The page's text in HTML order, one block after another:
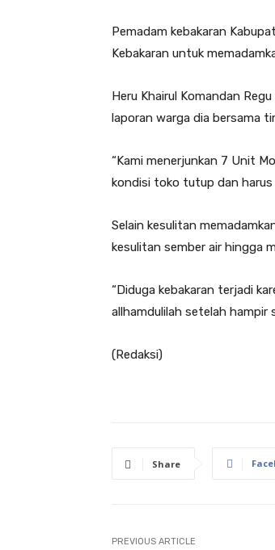
Pemadam kebakaran
Kebakaran untuk
Heru Khairul Komandan
laporan warga dia bersama
“Kami menerjunkan 7 Unit
kondisi toko tutup dan harus
Selain kesulitan
kesulitan sember air hingga
“Diduga kebakaran terjadi
allhamdulilah setelah hampir
(Redaksi)
Share
PREVIOUS ARTICLE